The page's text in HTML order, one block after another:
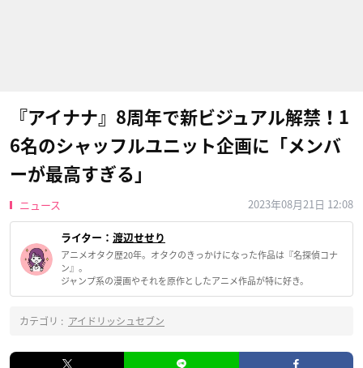
『アイナナ』8周年で新ビジュアル解禁！1
6名のシャッフルユニット企画に「メンバ
ーが最高すぎる」
ニュース 2023年08月21日 12:08
ライター： 渡辺せせり
アニメオタク歴20年。オタクのきっかけになった作品は『名探偵コナ
ン』。
ジャンプ系の漫画やそれを原作としたアニメ作品が特に好き。
カテゴリ : アイドリッシュセブン